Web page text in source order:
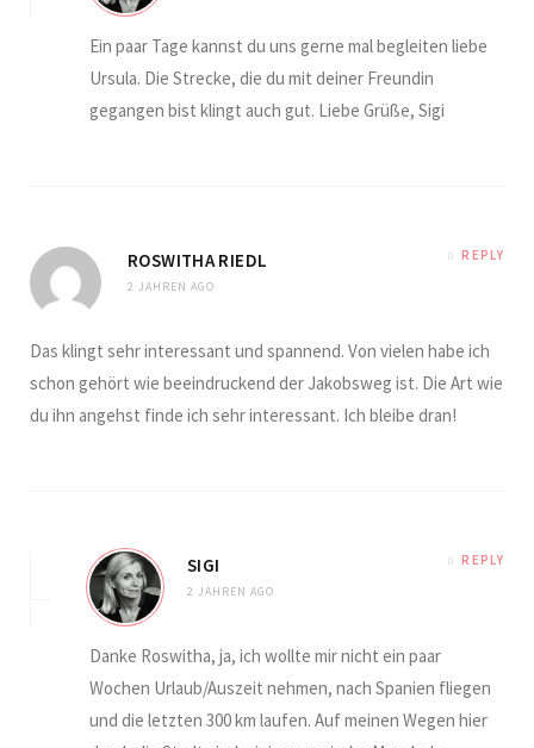
Ein paar Tage kannst du uns gerne mal begleiten liebe
Ursula. Die Strecke, die du mit deiner Freundin
gegangen bist klingt auch gut. Liebe Grüße, Sigi
ROSWITHA RIEDL
2 JAHREN AGO
REPLY
Das klingt sehr interessant und spannend. Von vielen habe ich
schon gehört wie beeindruckend der Jakobsweg ist. Die Art wie
du ihn angehst finde ich sehr interessant. Ich bleibe dran!
SIGI
2 JAHREN AGO
REPLY
Danke Roswitha, ja, ich wollte mir nicht ein paar
Wochen Urlaub/Auszeit nehmen, nach Spanien fliegen
und die letzten 300 km laufen. Auf meinen Wegen hier